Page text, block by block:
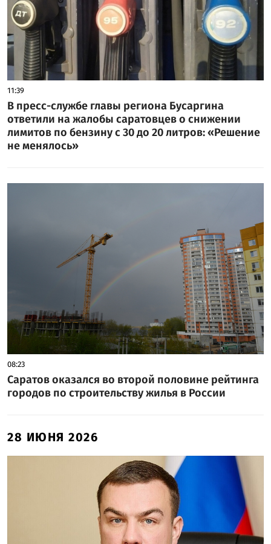
11:39
В пресс-службе главы региона Бусаргина
ответили на жалобы саратовцев о снижении
лимитов по бензину с 30 до 20 литров: «Решение
не менялось»
08:23
Саратов оказался во второй половине рейтинга
городов по строительству жилья в России
28 ИЮНЯ 2026